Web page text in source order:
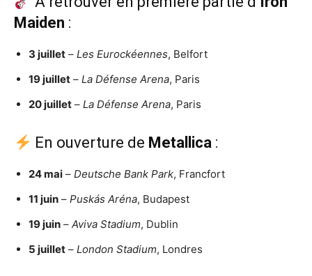
Maiden :
3 juillet – Les Eurockéennes, Belfort
19 juillet – La Défense Arena, Paris
20 juillet – La Défense Arena, Paris
En ouverture de Metallica :
24 mai – Deutsche Bank Park, Francfort
11 juin – Puskás Aréna, Budapest
19 juin – Aviva Stadium, Dublin
5 juillet – London Stadium, Londres